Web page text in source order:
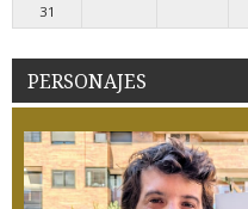
31
PERSONAJES